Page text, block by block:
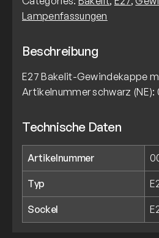
Lampenfassungen
Beschreibung
E27 Bakelit-Gewindekappe
Artikelnummer schwarz (NE):
Technische Daten
Artikelnummer
Typ
Sockel